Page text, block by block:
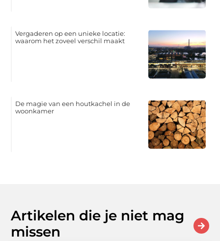
Vergaderen op een unieke locatie:
waarom het zoveel verschil maakt
De magie van een houtkachel in de
woonkamer
Artikelen die je niet mag
missen